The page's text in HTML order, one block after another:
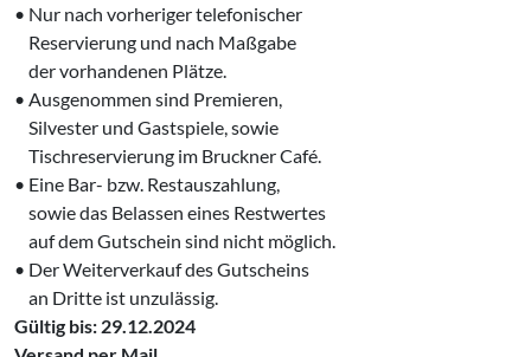
• Nur nach vorheriger telefonischer
‌ Reservierung und nach Maßgabe
‌ der vorhandenen Plätze.
• Ausgenommen sind Premieren,
‌ Silvester und Gastspiele, sowie
‌ Tischreservierung im Bruckner Café.
• Eine Bar- bzw. Restauszahlung,
‌ sowie das Belassen eines Restwertes
‌ auf dem Gutschein sind nicht möglich.
• Der Weiterverkauf des Gutscheins
‌ an Dritte ist unzulässig.
Gültig bis: 29.12.2024